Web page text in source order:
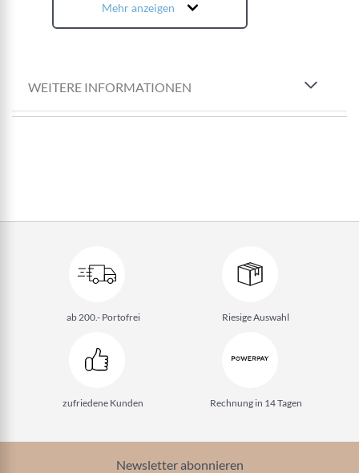
Mehr anzeigen
WEITERE INFORMATIONEN
ab 200.- Portofrei Riesige Auswahl
zufriedene Kunden Rechnung in 14 Tagen
Newsletter abonnieren